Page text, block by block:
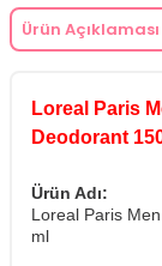
Ürün Açıklaması
Loreal Paris
Deodorant
Ürün Adı:
Loreal Paris
ml